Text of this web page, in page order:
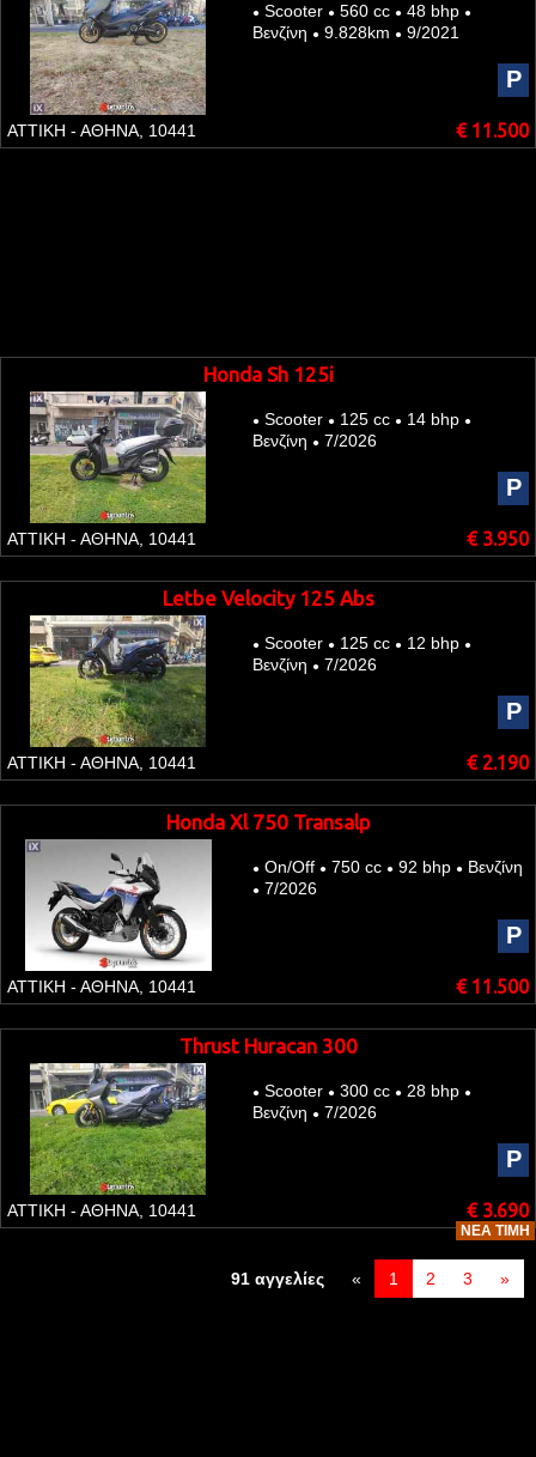
● Scooter ● 560 cc ● 48 bhp ●
Βενζίνη ● 9.828km ● 9/2021
P
ΑΤΤΙΚΗ - ΑΘΗΝΑ, 10441 € 11.500
Honda Sh 125i
● Scooter ● 125 cc ● 14 bhp ●
Βενζίνη ● 7/2026
P
ΑΤΤΙΚΗ - ΑΘΗΝΑ, 10441 € 3.950
Letbe Velocity 125 Abs
● Scooter ● 125 cc ● 12 bhp ●
Βενζίνη ● 7/2026
P
ΑΤΤΙΚΗ - ΑΘΗΝΑ, 10441 € 2.190
Honda Xl 750 Transalp
● On/Off ● 750 cc ● 92 bhp ● Βενζίνη
● 7/2026
P
ΑΤΤΙΚΗ - ΑΘΗΝΑ, 10441 € 11.500
ΝΈΑ ΤΙΜΉ
Thrust Huracan 300
● Scooter ● 300 cc ● 28 bhp ●
Βενζίνη ● 7/2026
P
ΑΤΤΙΚΗ - ΑΘΗΝΑ, 10441 € 3.690
91 αγγελίες « 1 2 3 »